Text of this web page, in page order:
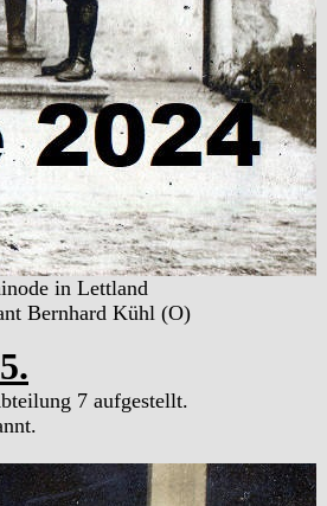
in Lettland
Bernhard Kühl (O)
7 aufgestellt.